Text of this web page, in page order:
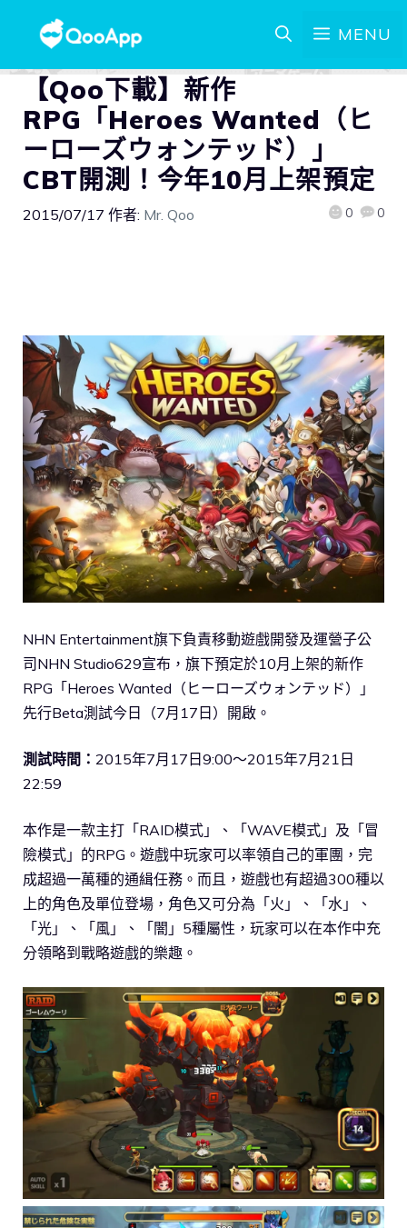
MENU
【Qoo下載】新作
RPG「Heroes Wanted（ヒ
ーローズウォンテッド）」
CBT開測！今年10月上架預定
2015/07/17 作者: Mr. Qoo 0 0
NHN Entertainment旗下負責移動遊戲開發及運營子公
司NHN Studio629宣布，旗下預定於10月上架的新作
RPG「Heroes Wanted（ヒーローズウォンテッド）」
先行Beta測試今日（7月17日）開啟。
測試時間： 2015年7月17日9:00～2015年7月21日
22:59
本作是一款主打「RAID模式」、「WAVE模式」及「冒
險模式」的RPG。遊戲中玩家可以率領自己的軍團，完
成超過一萬種的通緝任務。而且，遊戲也有超過300種以
上的角色及單位登場，角色又可分為「火」、「水」、
「光」、「風」、「闇」5種屬性，玩家可以在本作中充
分領略到戰略遊戲的樂趣。